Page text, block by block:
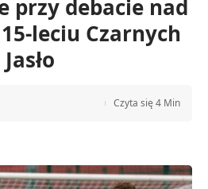
przy debacie nad
leciu Czarnych
Jasło
Czyta się 4 Min